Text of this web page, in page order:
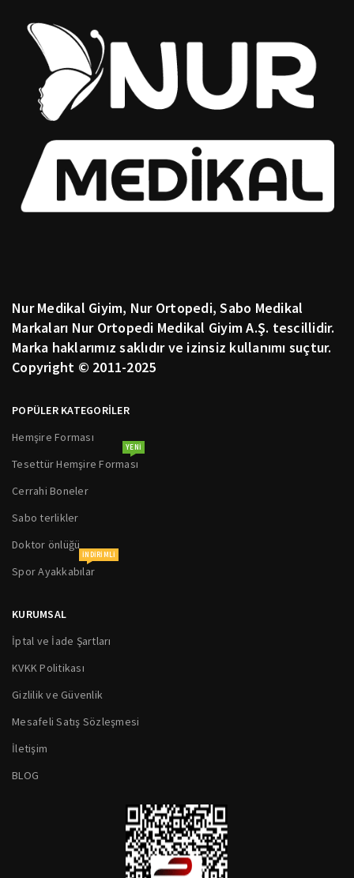
Nur Medikal Giyim, Nur Ortopedi, Sabo Medikal
Markaları Nur Ortopedi Medikal Giyim A.Ş. tescillidir.
Marka haklarımız saklıdır ve izinsiz kullanımı suçtur.
Copyright © 2011-2025
POPÜLER KATEGORİLER
Hemşire Forması
Tesettür Hemşire Forması
YENI
Cerrahi Boneler
Sabo terlikler
Doktor önlüğü
Spor Ayakkabılar
INDIRIMLI
KURUMSAL
İptal ve İade Şartları
KVKK Politikası
Gizlilik ve Güvenlik
Mesafeli Satış Sözleşmesi
İletişim
BLOG